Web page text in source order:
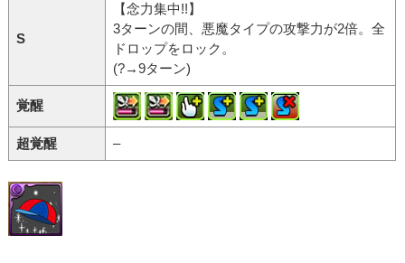
S
【念力集中!!】
3ターンの間、悪魔タイプの攻撃力が2倍。全
ドロップをロック。
(?→9ターン)
覚醒
超覚醒 –